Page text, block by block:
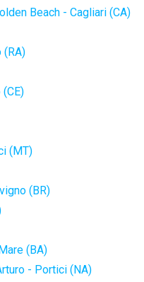
Beach - Cagliari (CA)
(RA)
(MT)
(BR)
(BA)
- Portici (NA)